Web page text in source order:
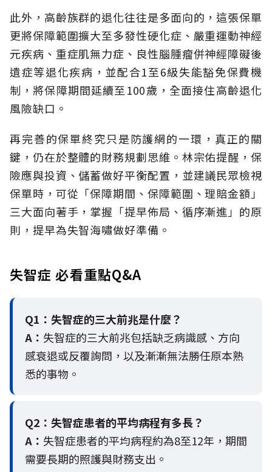
此外，高齡族群的退化往往是多面向的，這張保單
更將保障範圍擴大至多發性硬化症、嚴重運動神經
元疾病、重症肌無力症、良性腦腫瘤併神經障礙後
遺症等退化疾病，並配合1至6級失能豁免保費機
制，將保障期間延續至100歲，全面接住高齡退化
風險缺口。
再完善的保單終究只是防護網的一環，真正的關
鍵，仍在於整體的財務規劃思維。 林宗佑提醒，保
險應與投資、儲蓄做好平衡配置，並建議民眾檢視
保單時，可從「保障期間、保障範圍、理賠金額」
三大面向著手，掌握「提早佈局、循序漸進」的原
則，提早為失智海嘯做好準備。
失智症 必看重點Q&A
Q1：失智症的三大前兆是什麼？
A： 失智症的三大前兆包括缺乏病識感、方向
感衰退或反覆詢問，以及漸漸無法勝任原本熟
悉的事物。
Q2： 失智症患者的平均病程有多長？
A： 失智症患者的平均病程約為8至12年，期間
需要長期的照護與財務支出。